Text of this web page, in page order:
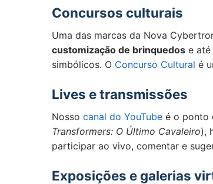
Concursos culturais
Uma das marcas da Nova
customização de brinquedos e até
simbólicos. O Concurso Cultural é
Lives e transmissões
Nosso canal do YouTube é o ponto
Transformers: O Último Cavaleiro),
participar ao vivo, comentar e
Exposições e galerias